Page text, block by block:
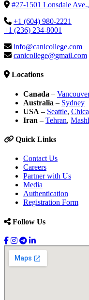
#27-1501 Lonsdale
+1 (604) 980-2221
+1 (236) 234-8001
info@canicollege.com
canicollege@gmail.com
Locations
Canada –
Australia – Sydney
USA – Seattle,
Iran – Tehran,
Quick Links
Contact Us
Careers
Partner with Us
Media
Authentication
Registration Form
Follow Us